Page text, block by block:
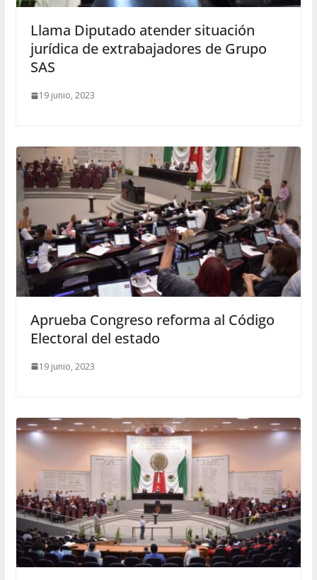
Llama Diputado atender situación
jurídica de extrabajadores de Grupo
SAS
19 junio, 2023
Aprueba Congreso reforma al Código
Electoral del estado
19 junio, 2023